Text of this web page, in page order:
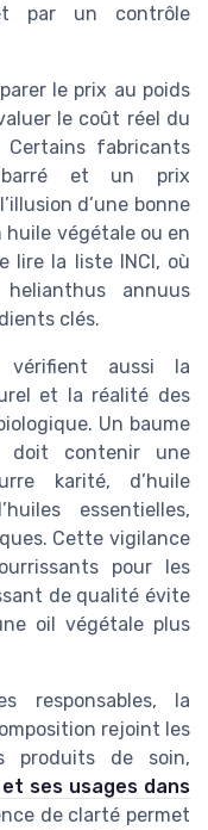
par un contrôle
le prix au poids
le coût réel du
fabricants
et un prix
d’une bonne
huile végétale ou en
lire la liste INCI, où
annuus
clés.
vérifient aussi la
et la réalité des
Un baume
doit contenir une
karité, d’huile
essentielles,
Cette vigilance
pour les
de qualité évite
oil végétale plus
responsables, la
rejoint les
produits de soin,
ses usages dans
de clarté permet